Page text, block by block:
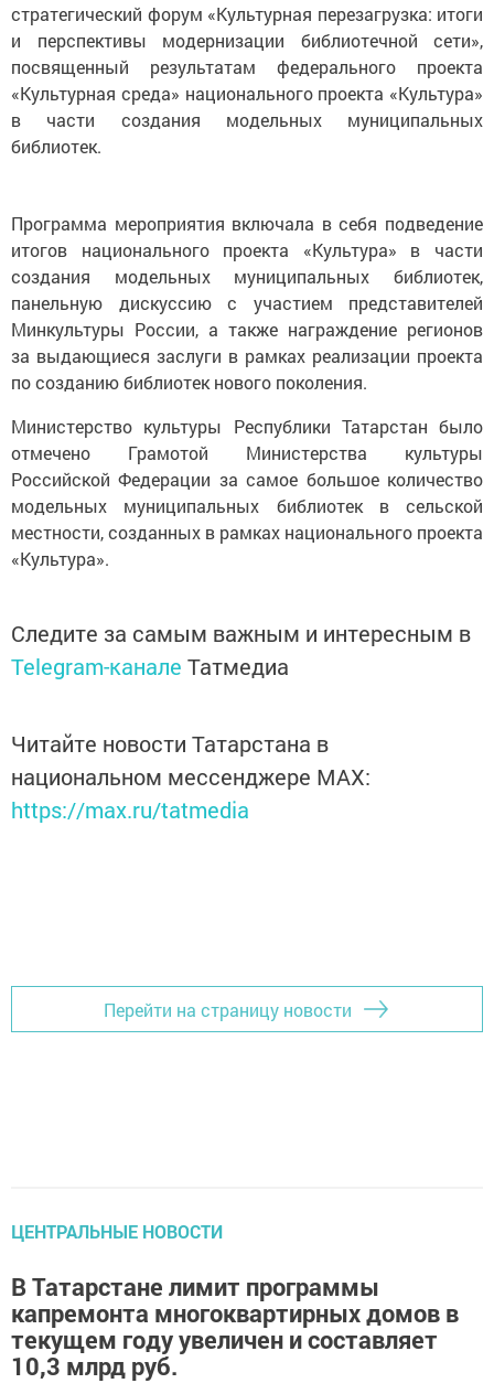
стратегический форум «Культурная перезагрузка: итоги
и перспективы модернизации библиотечной сети»,
посвященный результатам федерального проекта
«Культурная среда» национального проекта «Культура»
в части создания модельных муниципальных
библиотек.
Программа мероприятия включала в себя подведение
итогов национального проекта «Культура» в части
создания модельных муниципальных библиотек,
панельную дискуссию с участием представителей
Минкультуры России, а также награждение регионов
за выдающиеся заслуги в рамках реализации проекта
по созданию библиотек нового поколения.
Министерство культуры Республики Татарстан было
отмечено Грамотой Министерства культуры
Российской Федерации за самое большое количество
модельных муниципальных библиотек в сельской
местности, созданных в рамках национального проекта
«Культура».
Следите за самым важным и интересным в
Telegram-канале Татмедиа
Читайте новости Татарстана в
национальном мессенджере MАХ:
https://max.ru/tatmedia
Перейти на страницу новости
ЦЕНТРАЛЬНЫЕ НОВОСТИ
В Татарстане лимит программы
капремонта многоквартирных домов в
текущем году увеличен и составляет
10,3 млрд руб.